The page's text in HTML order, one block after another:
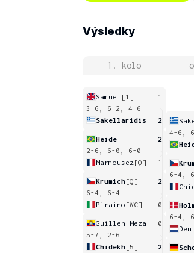
Výsledky
1. kolo
Samuel [1]
1
3-6, 6-2, 4-6
Sakellaridis
2
Heide
2
2-6, 6-0, 6-0
Marmousez [Q] 1
Krumich[Q]
2
6-4, 6-4
Piraino [WC] 0
Guillen Meza
0
5-7, 2-6
Chidekh[5] 2
4-6, 6
6-4,
6-4,